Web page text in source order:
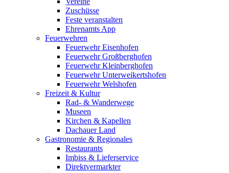
Zuschüsse
Feste veranstalten
Ehrenamts App
Feuerwehren
Feuerwehr Eisenhofen
Feuerwehr Großberghofen
Feuerwehr Kleinberghofen
Feuerwehr Unterweikertshofen
Feuerwehr Welshofen
Freizeit & Kultur
Rad- & Wanderwege
Museen
Kirchen & Kapellen
Dachauer Land
Gastronomie & Regionales
Restaurants
Imbiss & Lieferservice
Direktvermarkter